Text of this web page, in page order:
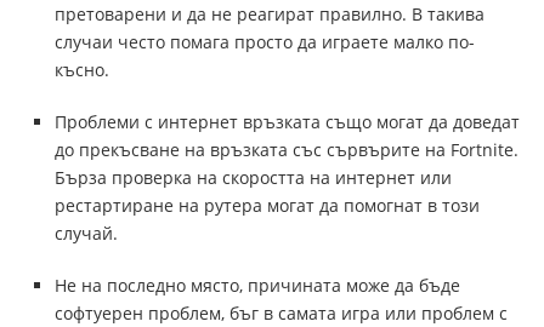
претоварени и да не реагират правилно. В такива
случаи често помага просто да играете малко по-
късно.
Проблеми с интернет връзката също могат да доведат
до прекъсване на връзката със сървърите на Fortnite.
Бърза проверка на скоростта на интернет или
рестартиране на рутера могат да помогнат в този
случай.
Не на последно място, причината може да бъде
софтуерен проблем, бъг в самата игра или проблем с